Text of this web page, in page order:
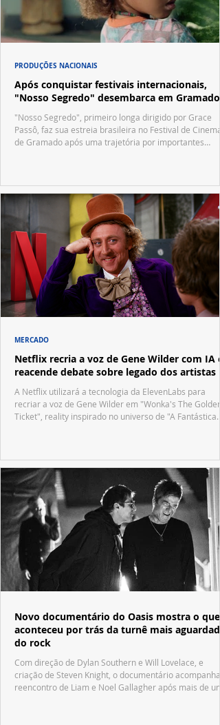
Após conquistar festivais internacionais,
"Nosso Segredo" desembarca em Gramado
"Nosso Segredo", primeiro longa dirigido por Grace
Passô, faz sua estreia brasileira no Festival de Cinema
de Gramado após uma trajetória por importantes
PRODUÇÕES NACIONAIS
Netflix recria a voz de Gene Wilder com IA e
reacende debate sobre legado dos artistas
A Netflix utilizará a tecnologia da ElevenLabs para
recriar a voz de Gene Wilder em "Wonka's The Golden
Ticket", reality inspirado no universo de "A Fantástica
MERCADO
Novo documentário do Oasis mostra o que
aconteceu por trás da turnê mais aguardada
do rock
Com direção de Dylan Southern e Will Lovelace, e
criação de Steven Knight, o documentário acompanha
reencontro de Liam e Noel Gallagher após mais de